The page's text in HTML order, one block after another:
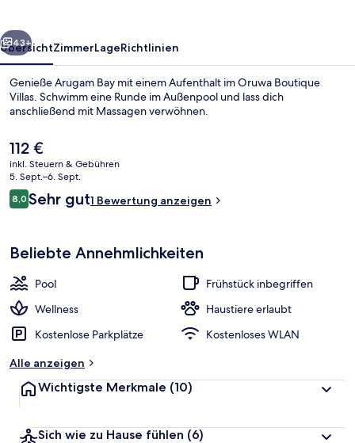
Weiter
43+
ÜbersichtZimmerLageRichtlinien
Genieße Arugam Bay mit einem Aufenthalt im Oruwa Boutique
Villas. Schwimm eine Runde im Außenpool und lass dich
anschließend mit Massagen verwöhnen.
Der
aktuelle
Preis
beträgt
112 €.
112 €
inkl. Steuern & Gebühren
5. Sept.–6. Sept.
Bewertungen
8,08,0 von 10.
Sehr gut1 Bewertung anzeigen
Beliebte Annehmlichkeiten
Pool
Frühstück inbegriffen
Wellness
Haustiere erlaubt
Kostenlose Parkplätze
Kostenloses WLAN
Alle anzeigen
Wichtigste Merkmale (10)
Sich wie zu Hause fühlen (6)